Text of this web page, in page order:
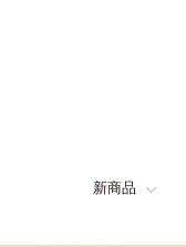
新商品